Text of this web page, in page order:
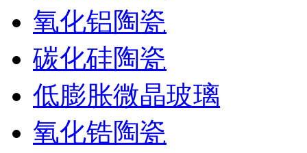
氧化铝陶瓷
碳化硅陶瓷
低膨胀微晶玻璃
氧化锆陶瓷